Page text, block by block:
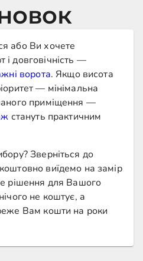
або Ви хочете
довговічність —
ворота. Якщо висота
— мінімальна
приміщення —
стануть практичним
Зверніться до
виїдемо на замір
рішення для Вашого
не коштує, а
Вам кошти на роки